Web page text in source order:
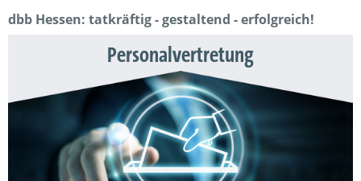
dbb Hessen: tatkräftig - gestaltend - erfolgreich!
Personalvertretung